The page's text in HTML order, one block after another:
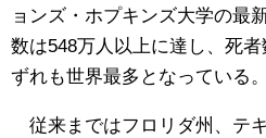
ョンズ・ホプキンズ大学の最
数は548万人以上に達し、死
ずれも世界最多となっている。
従来まではフロリダ州、テ